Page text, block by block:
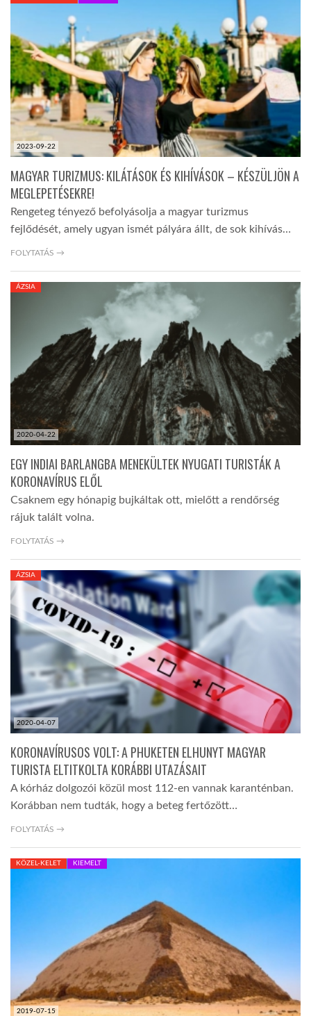
KÖZEL-KELET
AUSZTRÁLIA
A VILÁG ITTHON
GLOBOTV BP
TROPICALMAGAZIN
GLOBOTV
AFRIKA TUDÁSTÁR
A NAP SZÉPE
LINKTR.EE
GLOBOZSARU
DOBRAVERO.HU
LATIMO.HU
GLOBOBOOK
2023-09-22
MAGYAR TURIZMUS: KILÁTÁSOK ÉS KIHÍVÁSOK – KÉSZÜLJÖN A
MEGLEPETÉSEKRE!
Rengeteg tényező befolyásolja a magyar turizmus
fejlődését, amely ugyan ismét pályára állt, de sok kihívás…
FOLYTATÁS →
2020-04-22
ÁZSIA
EGY INDIAI BARLANGBA MENEKÜLTEK NYUGATI TURISTÁK A
KORONAVÍRUS ELŐL
Csaknem egy hónapig bujkáltak ott, mielőtt a rendőrség
rájuk talált volna.
FOLYTATÁS →
2020-04-07
ÁZSIA
KORONAVÍRUSOS VOLT: A PHUKETEN ELHUNYT MAGYAR
TURISTA ELTITKOLTA KORÁBBI UTAZÁSAIT
A kórház dolgozói közül most 112-en vannak karanténban.
Korábban nem tudták, hogy a beteg fertőzött…
FOLYTATÁS →
2019-07-15
KÖZEL-KELET KIEMELT